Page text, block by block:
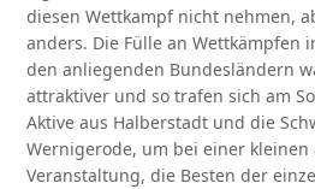
diesen Wettkampf nicht nehmen,
anders. Die Fülle an Wettkämpfen
den anliegenden Bundesländern
attraktiver und so trafen sich am
Aktive aus Halberstadt und die
Wernigerode, um bei einer kleinen
Veranstaltung, die Besten der